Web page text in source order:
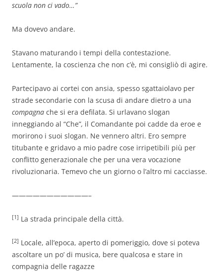
scuola non ci vado…”
Ma dovevo andare.
Stavano maturando i tempi della contestazione.
Lentamente, la coscienza che non c’è, mi consigliò di agire.
Partecipavo ai cortei con ansia, spesso sgattaiolavo per
strade secondarie con la scusa di andare dietro a una
compagna che si era defilata. Si urlavano slogan
inneggiando al “Che”, il Comandante poi cadde da eroe e
morirono i suoi slogan. Ne vennero altri. Ero sempre
titubante e gridavo a mio padre cose irripetibili più per
conflitto generazionale che per una vera vocazione
rivoluzionaria. Temevo che un giorno o l’altro mi cacciasse.
———————————–
[1] La strada principale della città.
[2] Locale, all’epoca, aperto di pomeriggio, dove si poteva
ascoltare un po’ di musica, bere qualcosa e stare in
compagnia delle ragazze